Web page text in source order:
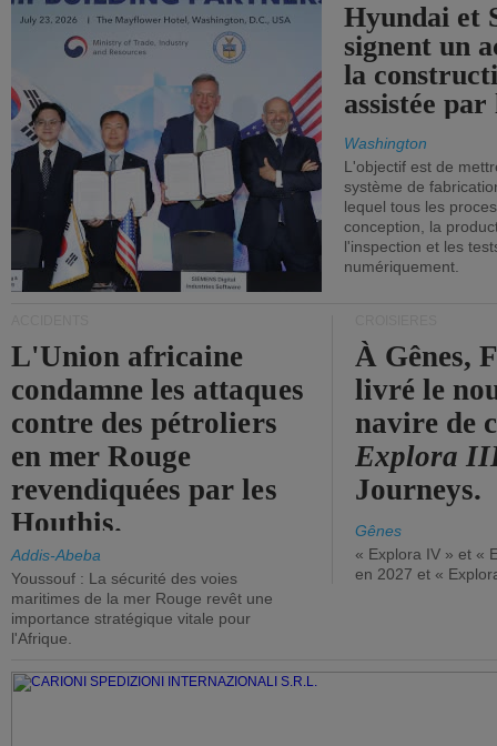
Hyundai et
signent un
la
assistée
Washington
L'objectif est de
système de
lequel tous les
conception, la
l'inspection et les
numériquement.
L'Union africaine
condamne les attaques
contre des pétroliers
en mer Rouge
revendiquées par les
Houthis.
Addis-Abeba
Youssouf : La sécurité des voies
maritimes de la mer Rouge revêt une
importance stratégique vitale pour
l'Afrique.
À Gênes,
livré le
navire de
Explora
Journeys.
Gênes
« Explora IV » et «
en 2027 et «